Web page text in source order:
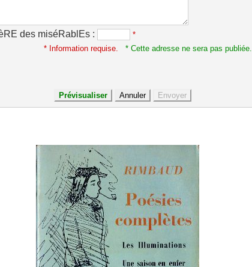
des miséRablEs :
*
* Information requise.
* Cette adresse ne sera pas publiée.